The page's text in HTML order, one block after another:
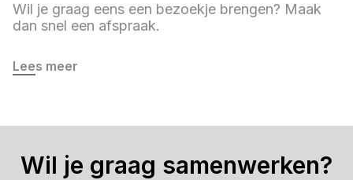
Wil je graag eens een bezoekje brengen? Maak
dan snel een afspraak.
Lees meer
Wil je graag samenwerken?